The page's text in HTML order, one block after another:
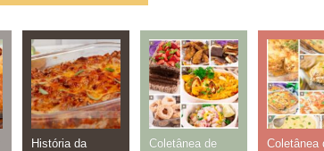
História da Coletânea de Coletânea